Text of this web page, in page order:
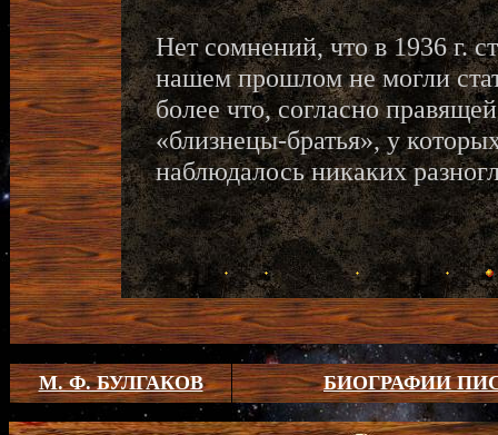
Нет сомнений, что в 1936 г.
нашем прошлом не могли
более что, согласно
«близнецы-братья», у
наблюдалось никаких
М. Ф. БУЛГАКОВ БИОГРАФИИ